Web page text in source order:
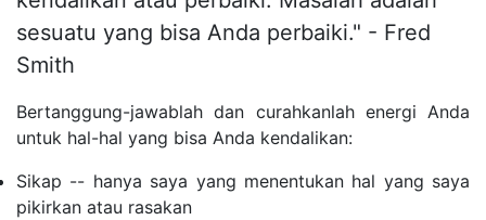
sesuatu yang bisa Anda perbaiki." - Fred
Smith
Bertanggung-jawablah dan curahkanlah energi Anda
untuk hal-hal yang bisa Anda kendalikan:
Sikap -- hanya saya yang menentukan hal yang saya
pikirkan atau rasakan